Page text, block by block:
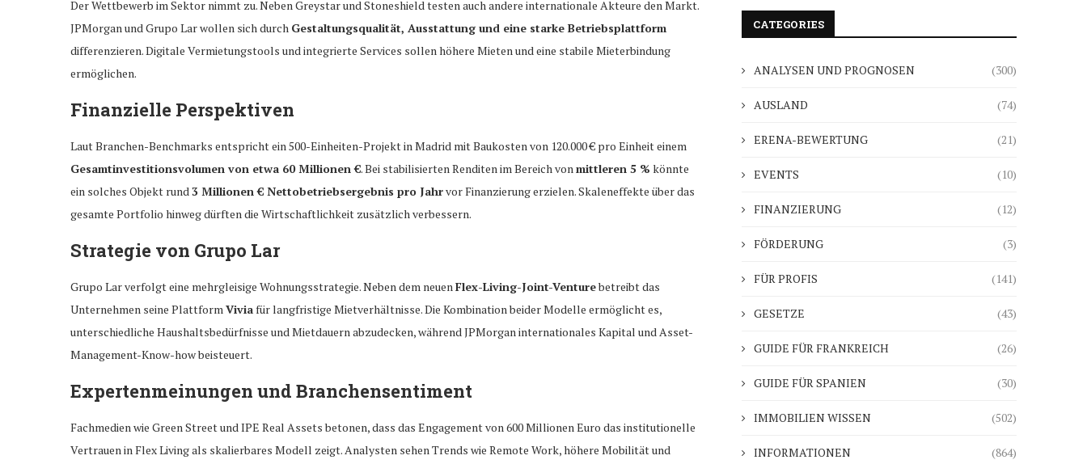
Der Wettbewerb im Sektor nimmt zu. Neben Greystar und Stoneshield testen auch andere internationale Akteure den Markt.
JPMorgan und Grupo Lar wollen sich durch Gestaltungsqualität, Ausstattung und eine starke Betriebsplattform
differenzieren. Digitale Vermietungstools und integrierte Services sollen höhere Mieten und eine stabile Mieterbindung
ermöglichen.
Finanzielle Perspektiven
Laut Branchen-Benchmarks entspricht ein 500-Einheiten-Projekt in Madrid mit Baukosten von 120.000 € pro Einheit einem
Gesamtinvestitionsvolumen von etwa 60 Millionen €. Bei stabilisierten Renditen im Bereich vonmittleren 5 % könnte
ein solches Objekt rund3 Millionen € Nettobetriebsergebnis pro Jahrvor Finanzierung erzielen. Skaleneffekte über das
gesamte Portfolio hinweg dürften die Wirtschaftlichkeit zusätzlich verbessern.
Strategie von Grupo Lar
Grupo Lar verfolgt eine mehrgleisige Wohnungsstrategie. Neben dem neuenFlex-Living-Joint-Venturebetreibt das
Unternehmen seine PlattformViviafür langfristige Mietverhältnisse. Die Kombination beider Modelle ermöglicht es,
unterschiedliche Haushaltsbedürfnisse und Mietdauern abzudecken, während JPMorgan internationales Kapital und Asset-
Management-Know-how beisteuert.
Expertenmeinungen und Branchensentiment
Fachmedien wie Green Street und IPE Real Assets betonen, dass das Engagement von 600 Millionen Euro das institutionelle
Vertrauen in Flex Living als skalierbares Modell zeigt. Analysten sehen Trends wie Remote Work, höhere Mobilität und
CATEGORIES
ANALYSEN UND PROGNOSEN (300)
AUSLAND (74)
ERENA-BEWERTUNG (21)
EVENTS (10)
FINANZIERUNG (12)
FÖRDERUNG (3)
FÜR PROFIS (141)
GESETZE (43)
GUIDE FÜR FRANKREICH (26)
GUIDE FÜR SPANIEN (30)
IMMOBILIEN WISSEN (502)
INFORMATIONEN (864)